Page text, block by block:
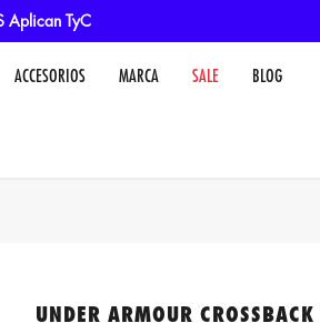
Aplican TyC
ACCESORIOS MARCA SALE BLOG
UNDER ARMOUR